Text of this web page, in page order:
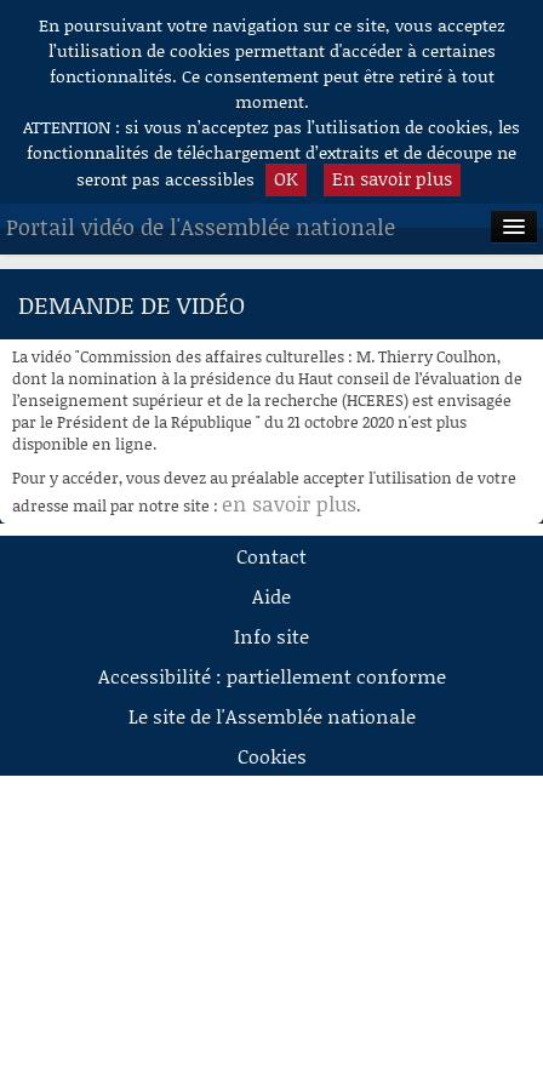
Aller au contenu
En poursuivant votre navigation sur ce site, vous acceptez
l’utilisation de cookies permettant d'accéder à certaines
fonctionnalités. Ce consentement peut être retiré à tout
moment.
ATTENTION : si vous n’acceptez pas l’utilisation de cookies, les
fonctionnalités de téléchargement d’extraits et de découpe ne
seront pas accessibles
OK En savoir plus
Portail vidéo de l'Assemblée nationale
ACCUEIL
À LA DEMANDE
RECHERCHE
AIDE À LA DÉCOUPE
DE VIDÉOS
DEMANDE DE VIDÉO
La vidéo "Commission des affaires culturelles : M. Thierry Coulhon,
dont la nomination à la présidence du Haut conseil de l’évaluation de
l’enseignement supérieur et de la recherche (HCERES) est envisagée
par le Président de la République " du 21 octobre 2020 n'est plus
disponible en ligne.
Pour y accéder, vous devez au préalable accepter l'utilisation de votre
adresse mail par notre site : en savoir plus.
Contact
Aide
Info site
Accessibilité : partiellement conforme
Le site de l'Assemblée nationale
Cookies